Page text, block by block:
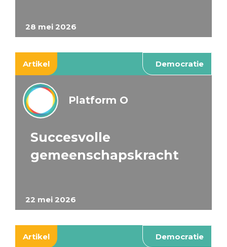
28 mei 2026
Artikel Democratie
22 mei 2026
Platform O
Succesvolle
gemeenschapskracht
Artikel Democratie